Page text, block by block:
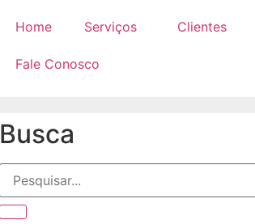
Home Serviços Clientes
Fale Conosco
Busca